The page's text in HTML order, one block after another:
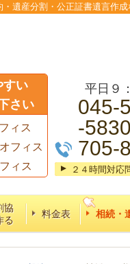
遺産分割・公正証書遺言作成
すい
さい
ィス
フィス
ィス
平日９
045-
-
705-
２４時間対応
協
る
料金表 相続・